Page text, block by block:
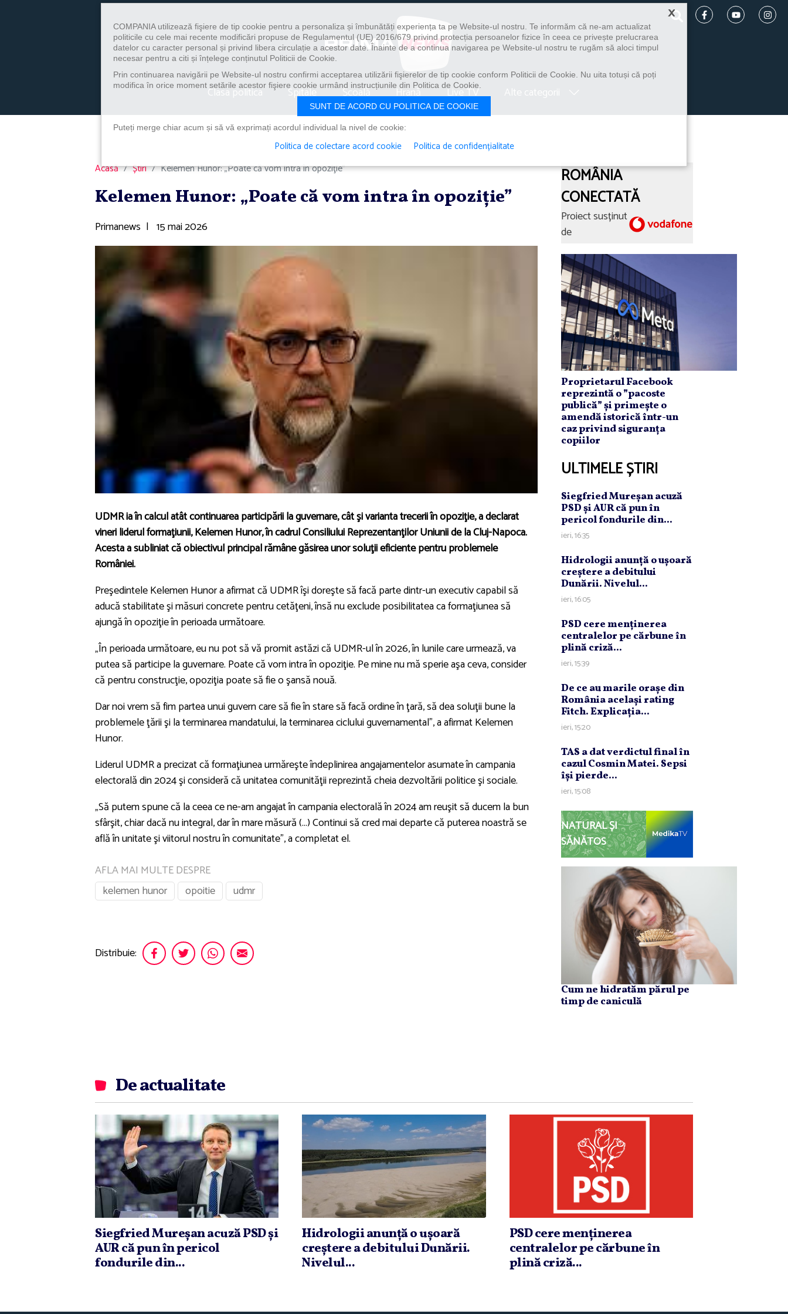
Clasa politica Spitale Școală Hrană Live TV
Acasă Știri Kelemen Hunor: „Poate că vom intra în opoziţie”
Kelemen Hunor: „Poate că vom intra în opoziţie”
Primanews | 15 mai 2026
UDMR ia în calcul atât continuarea participării la guvernare, cât şi varianta trecerii în opoziţie, a declarat
vineri liderul formaţiunii, Kelemen Hunor, în cadrul Consiliului Reprezentanţilor Uniunii de la Cluj-Napoca.
Acesta a subliniat că obiectivul principal rămâne găsirea unor soluţii eficiente pentru problemele
României.
PreşedinteleKelemen Hunora afirmat că UDMR îşi doreşte să facă parte dintr-un executiv capabil să
aducă stabilitate şi măsuri concrete pentru cetăţeni, însă nu exclude posibilitatea ca formaţiunea să
ajungă în opoziţie în perioada următoare.
„În perioada următoare, eu nu pot să vă promit astăzi că UDMR-ul în 2026, în lunile care urmează, va
putea să participe la guvernare. Poate că vom intra în opoziţie. Pe mine nu mă sperie aşa ceva, consider
că pentru construcţie, opoziţia poate să fie o şansă nouă.
Dar noi vrem să fim partea unui guvern care să fie în stare să facă ordine în ţară, să dea soluţii bune la
problemele ţării şi la terminarea mandatului, la terminarea ciclului guvernamental”, a afirmat Kelemen
Hunor.
Liderul UDMR a precizat că formaţiunea urmăreşte îndeplinirea angajamentelor asumate în campania
electorală din 2024 şi consideră că unitatea comunităţii reprezintă cheia dezvoltării politice şi sociale.
„Să putem spune că la ceea ce ne-am angajat în campania electorală în 2024 am reuşit să ducem la bun
sfârşit, chiar dacă nu integral, dar în mare măsură (...) Continui să cred mai departe că puterea noastră se
află în unitate şi viitorul nostru în comunitate”, a completat el.
AFLA MAI MULTE DESPRE
kelemen hunor
opoitie udmr
Distribuie:
ROMÂNIA
CONECTATĂ
Proiect susținut
de
Proprietarul Facebook
reprezintă o ”pacoste
publică” și primește o
amendă istorică într-un
caz privind siguranța
copiilor
ULTIMELE ȘTIRI
Siegfried Mureşan acuză
PSD şi AUR că pun în
pericol fondurile din...
ieri, 16:35
Hidrologii anunţă o uşoară
creştere a debitului
Dunării. Nivelul...
ieri, 16:05
PSD cere menţinerea
centralelor pe cărbune în
plină criză...
ieri, 15:39
De ce au marile oraşe din
România acelaşi rating
Fitch. Explicaţia...
ieri, 15:20
TAS a dat verdictul final în
cazul Cosmin Matei. Sepsi
îşi pierde...
ieri, 15:08
NATURAL ȘI
SĂNĂTOS
Cum ne hidratăm părul pe
timp de caniculă
De actualitate
Siegfried Mureşan acuză PSD şi
AUR că pun în pericol
fondurile din...
Hidrologii anunţă o uşoară
creştere a debitului Dunării.
Nivelul...
PSD cere menţinerea
centralelor pe cărbune în
plină criză...
×
COMPANIA utilizează fişiere de tip cookie pentru a personaliza și îmbunătăți experiența ta pe Website-ul nostru. Te informăm că ne-am actualizat
politicile cu cele mai recente modificări propuse de Regulamentul (UE) 2016/679 privind protecția persoanelor fizice în ceea ce privește prelucrarea
datelor cu caracter personal și privind libera circulație a acestor date. Înainte de a continua navigarea pe Website-ul nostru te rugăm să aloci timpul
necesar pentru a citi și înțelege conținutul Politicii de Cookie.
Prin continuarea navigării pe Website-ul nostru confirmi acceptarea utilizării fişierelor de tip cookie conform Politicii de Cookie. Nu uita totuși că poți
modifica în orice moment setările acestor fişiere cookie urmând instrucțiunile din Politica de Cookie.
SUNT DE ACORD CU POLITICA DE COOKIE
Puteți merge chiar acum și să vă exprimați acordul individual la nivel de cookie:
Politica de colectare acord cookie Politica de confidențialitate